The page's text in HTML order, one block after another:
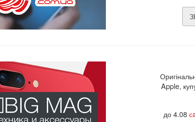
Apple,
до 4.08